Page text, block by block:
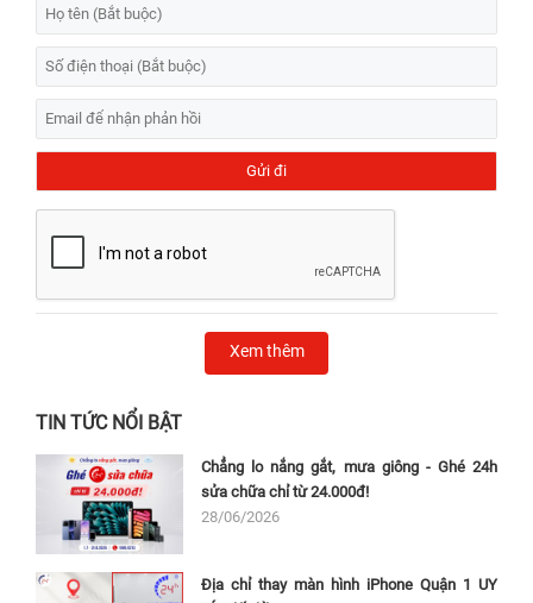
Xem thêm
TIN TỨC NỔI BẬT
Chẳng lo nắng gắt, mưa giông - Ghé 24h
sửa chữa chỉ từ 24.000đ!
28/06/2026
Địa chỉ thay màn hình iPhone Quận 1 UY